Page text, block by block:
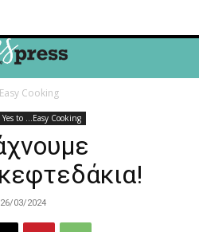
Cooking
Yes to ...Easy Cooking
26/03/2024